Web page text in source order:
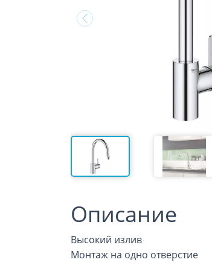
Описание
Высокий излив
Монтаж на одно отверстие